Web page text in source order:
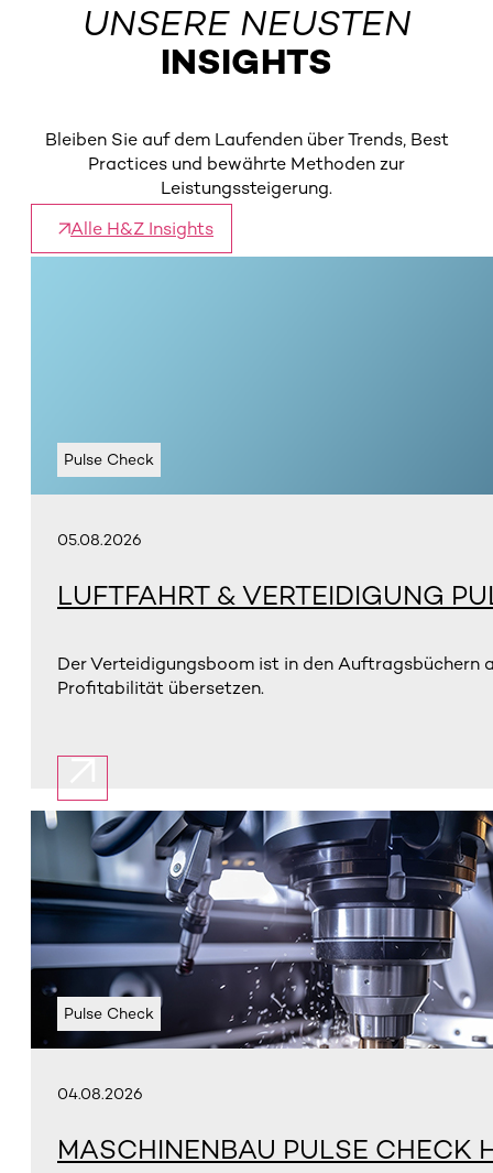
UNSERE NEUSTEN
INSIGHTS
Bleiben Sie auf dem Laufenden über Trends, Best
Practices und bewährte Methoden zur
Leistungssteigerung.
Alle H&Z Insights
Pulse Check
05.08.2026
LUFTFAHRT & VERTEIDIGUNG
Der Verteidigungsboom ist in den Auftragsbüchern
Profitabilität übersetzen.
Pulse Check
04.08.2026
MASCHINENBAU PULSE CHECK